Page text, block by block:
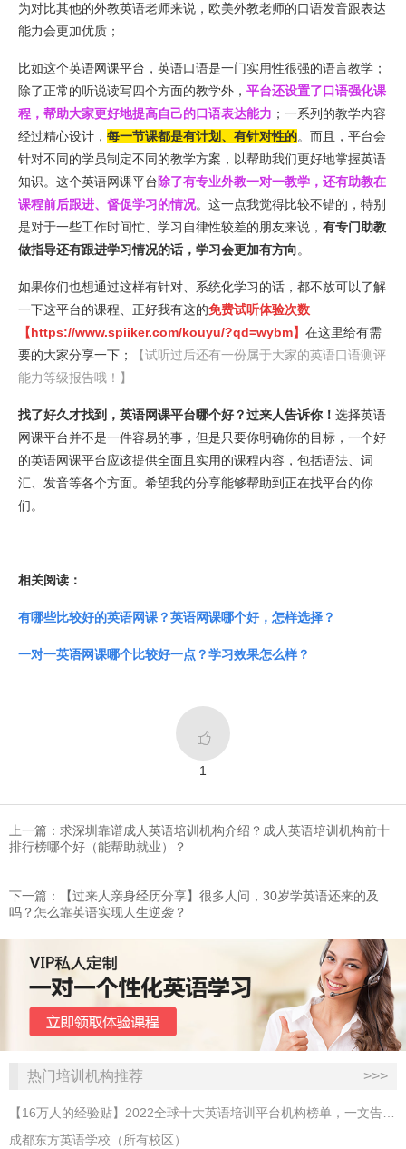
为对比其他的外教英语老师来说，欧美外教老师的口语发音跟表达
能力会更加优质；
比如这个英语网课平台，英语口语是一门实用性很强的语言教学；
除了正常的听说读写四个方面的教学外， 平台还设置了口语强化课
程，帮助大家更好地提高自己的口语表达能力 ；一系列的教学内容
经过精心设计， 每一节课都是有计划、有针对性的。而且，平台会
针对不同的学员制定不同的教学方案，以帮助我们更好地掌握英语
知识。这个英语网课平台除了有专业外教一对一教学，还有助教在
课程前后跟进、督促学习的情况。这一点我觉得比较不错的，特别
是对于一些工作时间忙、学习自律性较差的朋友来说， 有专门助教
做指导还有跟进学习情况的话，学习会更加有方向。
如果你们也想通过这样有针对、系统化学习的话，都不放可以了解
一下这平台的课程、正好我有这的免费试听体验次数
【https://www.spiiker.com/kouyu/?qd=wybm】 在这里给有需
要的大家分享一下；
【试听过后还有一份属于大家的英语口语测评
能力等级报告哦！】
找了好久才找到，英语网课平台哪个好？过来人告诉你！ 选择英语
网课平台并不是一件容易的事，但是只要你明确你的目标，一个好
的英语网课平台应该提供全面且实用的课程内容，包括语法、词
汇、发音等各个方面。希望我的分享能够帮助到正在找平台的你
们。
相关阅读：
有哪些比较好的英语网课？英语网课哪个好，怎样选择？
一对一英语网课哪个比较好一点？学习效果怎么样？

1
上一篇：求深圳靠谱成人英语培训机构介绍？成人英语培训机构前十
排行榜哪个好（能帮助就业）？
下一篇：【过来人亲身经历分享】很多人问，30岁学英语还来的及
吗？怎么靠英语实现人生逆袭？
热门培训机构推荐 >>>
【16万人的经验贴】2022全球十大英语培训平台机构榜单，一文告诉你
成都东方英语学校（所有校区）